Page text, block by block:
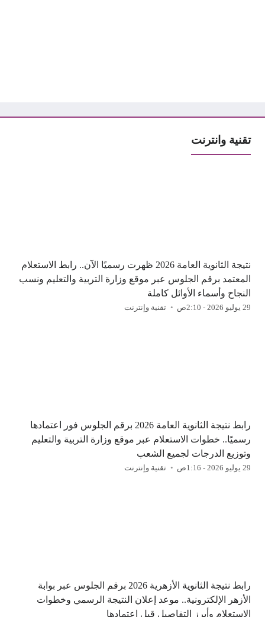
تقنية وانترنت
نتيجة الثانوية العامة 2026 ظهرت رسميًا الآن.. رابط الاستعلام
المعتمد برقم الجلوس عبر موقع وزارة التربية والتعليم ونسب
النجاح وأسماء الأوائل كاملة
29 يوليو 2026 - 2:10ص تقنية وإنترنت
رابط نتيجة الثانوية العامة 2026 برقم الجلوس فور اعتمادها
رسميًا.. خطوات الاستعلام عبر موقع وزارة التربية والتعليم
وتوزيع الدرجات لجميع الشعب
29 يوليو 2026 - 1:16ص تقنية وإنترنت
رابط نتيجة الثانوية الأزهرية 2026 برقم الجلوس عبر بوابة
الأزهر الإلكترونية.. موعد إعلان النتيجة الرسمي وخطوات
الاستعلام وأبرز التفاصيل قبل اعتمادها